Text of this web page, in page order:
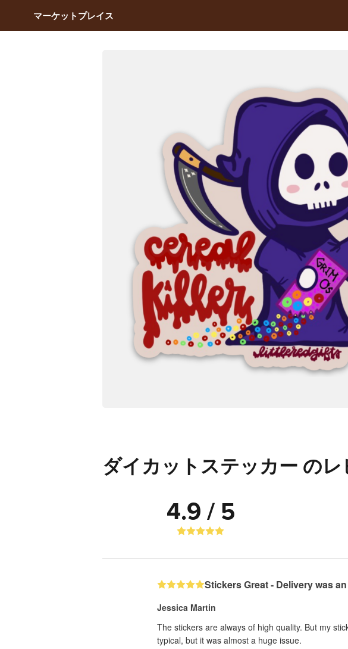
マーケットプレイス
ダイカットステッカー のレ
4.9 / 5
Stickers Great - Delivery was
Jessica Martin
The stickers are always of high quality. But my
typical, but it was almost a huge issue.